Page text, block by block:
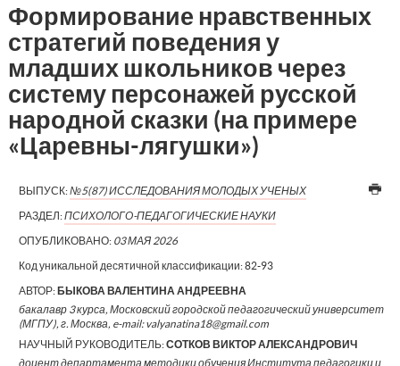
Формирование нравственных
стратегий поведения у
младших школьников через
систему персонажей русской
народной сказки (на примере
«Царевны-лягушки»)
ВЫПУСК:№5(87) ИССЛЕДОВАНИЯ МОЛОДЫХ УЧЕНЫХ
РАЗДЕЛ:ПСИХОЛОГО-ПЕДАГОГИЧЕСКИЕ НАУКИ
ОПУБЛИКОВАНО: 03 МАЯ 2026
Код уникальной десятичной классификации:82-93
АВТОР:БЫКОВА ВАЛЕНТИНА АНДРЕЕВНА
бакалавр 3 курса, Московский городской педагогический университет
(МГПУ), г. Москва, e-mail: valyanatina18@gmail.com
НАУЧНЫЙ РУКОВОДИТЕЛЬ:СОТКОВ ВИКТОР АЛЕКСАНДРОВИЧ
доцент департамента методики обучения Института педагогики и